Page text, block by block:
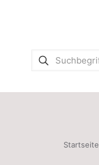
Startseite